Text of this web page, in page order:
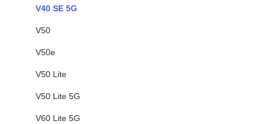
V40 SE 5G
V50
V50e
V50 Lite
V50 Lite 5G
V60 Lite 5G